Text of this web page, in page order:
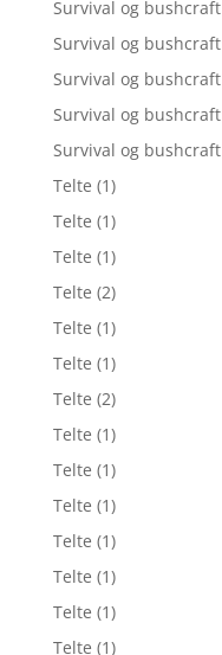
Survival og bushcraft
Survival og bushcraft
Survival og bushcraft
Survival og bushcraft
Survival og bushcraft
Telte (1)
Telte (1)
Telte (1)
Telte (2)
Telte (1)
Telte (1)
Telte (2)
Telte (1)
Telte (1)
Telte (1)
Telte (1)
Telte (1)
Telte (1)
Telte (1)